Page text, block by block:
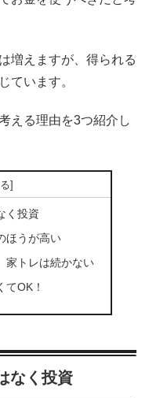
増えますが、得られる
ています。
える理由を3つ紹介し
く投資
ほうが高い
家トレは続かない
てOK！
なく投資